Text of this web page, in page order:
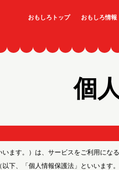
おもしろトップ おもしろ情報
個
ます。）は、サービスをご利用にな
下、「個人情報保護法」といいま